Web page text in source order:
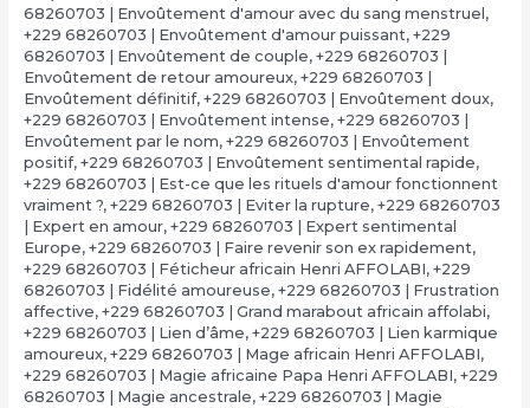
68260703 | Envoûtement d'amour avec du sang menstruel ,
+229 68260703 | Envoûtement d'amour puissant, +229
68260703 | Envoûtement de couple, +229 68260703 |
Envoûtement de retour amoureux, +229 68260703 |
Envoûtement définitif, +229 68260703 | Envoûtement doux,
+229 68260703 | Envoûtement intense, +229 68260703 |
Envoûtement par le nom, +229 68260703 | Envoûtement
positif, +229 68260703 | Envoûtement sentimental rapide,
+229 68260703 | Est-ce que les rituels d'amour fonctionnent
vraiment ?, +229 68260703 | Eviter la rupture, +229 68260703
| Expert en amour, +229 68260703 | Expert sentimental
Europe, +229 68260703 | Faire revenir son ex rapidement,
+229 68260703 | Féticheur africain Henri AFFOLABI, +229
68260703 | Fidélité amoureuse, +229 68260703 | Frustration
affective, +229 68260703 | Grand marabout africain affolabi,
+229 68260703 | Lien d’âme, +229 68260703 | Lien karmique
amoureux, +229 68260703 | Mage africain Henri AFFOLABI,
+229 68260703 | Magie africaine Papa Henri AFFOLABI, +229
68260703 | Magie ancestrale, +229 68260703 | Magie